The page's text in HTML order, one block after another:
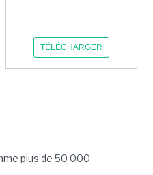
TÉLÉCHARGER
plus de 50 000